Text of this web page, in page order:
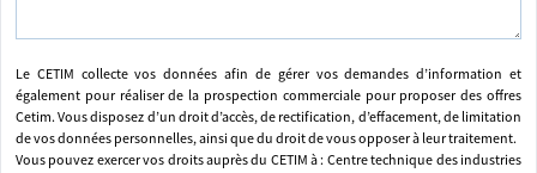
Le CETIM collecte vos données afin de gérer vos demandes d’information et
également pour réaliser de la prospection commerciale pour proposer des offres
Cetim. Vous disposez d’un droit d’accès, de rectification, d’effacement, de limitation
de vos données personnelles, ainsi que du droit de vous opposer à leur traitement.
Vous pouvez exercer vos droits auprès du CETIM à : Centre technique des industries